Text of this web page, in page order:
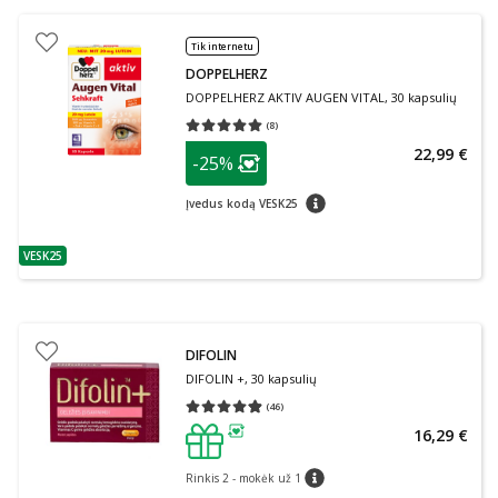
patarimas
VESK25
Tik internetu
DOPPELHERZ
DOPPELHERZ AKTIV AUGEN VITAL, 30 kapsulių
(8)
Vidutinis įvertinimas 5.00
patarimas
Lojalumo klubo narių nuolaida
-25%
Įvedus kodą VESK25 patarimas
22,99 €
DIFOLIN
DIFOLIN +, 30 kapsulių
(46)
Vidutinis įvertinimas 4.87
patarimas
Rinkis 2 - mokėk už 1 patarimas
16,29 €